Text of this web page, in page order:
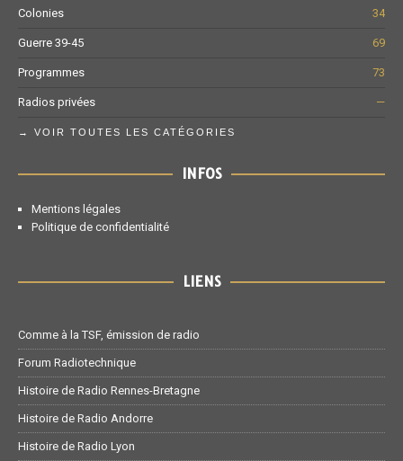
Colonies 34
Guerre 39-45 69
Programmes 73
Radios privées —
→ VOIR TOUTES LES CATÉGORIES
INFOS
Mentions légales
Politique de confidentialité
LIENS
Comme à la TSF, émission de radio
Forum Radiotechnique
Histoire de Radio Rennes-Bretagne
Histoire de Radio Andorre
Histoire de Radio Lyon